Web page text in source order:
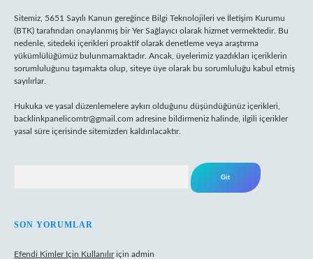
Sitemiz, 5651 Sayılı Kanun gereğince Bilgi Teknolojileri ve İletişim Kurumu
(BTK) tarafından onaylanmış bir Yer Sağlayıcı olarak hizmet vermektedir. Bu
nedenle, sitedeki içerikleri proaktif olarak denetleme veya araştırma
yükümlülüğümüz bulunmamaktadır. Ancak, üyelerimiz yazdıkları içeriklerin
sorumluluğunu taşımakta olup, siteye üye olarak bu sorumluluğu kabul etmiş
sayılırlar.
Hukuka ve yasal düzenlemelere aykırı olduğunu düşündüğünüz içerikleri,
backlinkpanelicomtr@gmail.com adresine bildirmeniz halinde, ilgili içerikler
yasal süre içerisinde sitemizden kaldırılacaktır.
SON YORUMLAR
Efendi Kimler Için Kullanılıriçin admin